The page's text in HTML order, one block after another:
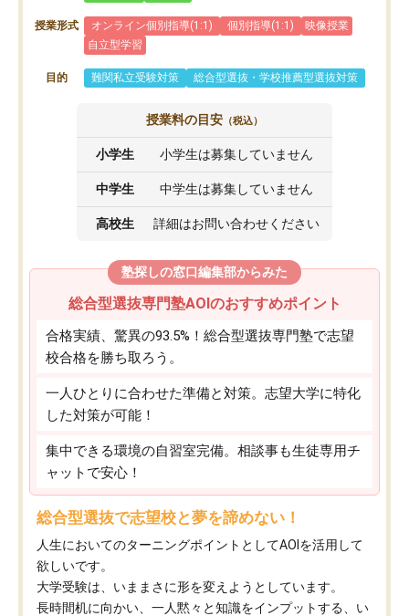
授業形式 オンライン個別指導(1:1) 個別指導(1:1)
映像授業
自立型学習
目的 難関私立受験対策 総合型選抜・学校推薦型選抜対策
授業料の目安 （税込）
小学生 小学生は募集していません
中学生 中学生は募集していません
高校生 詳細はお問い合わせください
塾探しの窓口編集部からみた
総合型選抜専門塾AOIのおすすめポイント
合格実績、驚異の93.5%！総合型選抜専門塾で志望
校合格を勝ち取ろう。
一人ひとりに合わせた準備と対策。志望大学に特化
した対策が可能！
集中できる環境の自習室完備。相談事も生徒専用チ
ャットで安心！
総合型選抜で志望校と夢を諦めない！
人生においてのターニングポイントとしてAOIを活用して
欲しいです。
大学受験は、いままさに形を変えようとしています。
長時間机に向かい、一人黙々と知識をインプットする、い